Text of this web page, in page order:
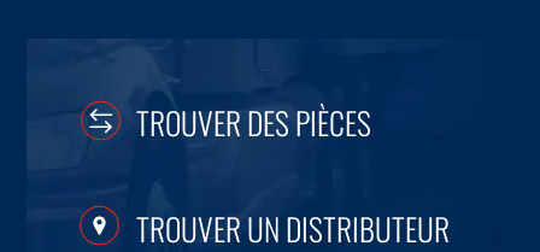
TROUVER DES PIÈCES
TROUVER UN DISTRIBUTEUR